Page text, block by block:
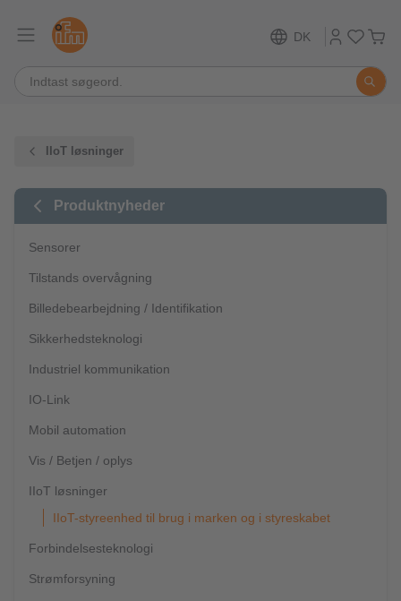
DK
IIoT løsninger
Produktnyheder
Sensorer
Tilstands overvågning
Billedebearbejdning / Identifikation
Sikkerhedsteknologi
Industriel kommunikation
IO-Link
Mobil automation
Vis / Betjen / oplys
IIoT løsninger
IIoT-styreenhed til brug i marken og i styreskabet
Forbindelsesteknologi
Strømforsyning